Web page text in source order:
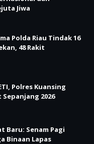
Jiwa
Polda Riau Tindak 16
48 Rakit
Polres Kuansing
Sepanjang 2026
Baru: Senam Pagi
Binaan Lapas